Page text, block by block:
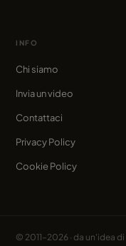
INFO
Chi siamo
Invia un video
Contattaci
Privacy Policy
Cookie Policy
© 2011–2026 · da un'idea di